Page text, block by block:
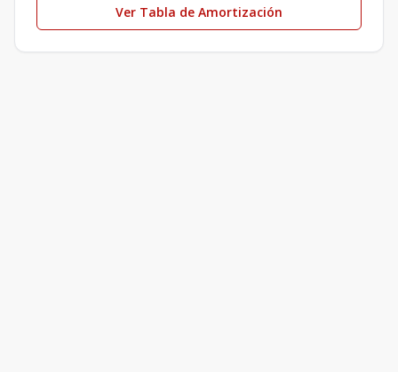
Ver Tabla de Amortización